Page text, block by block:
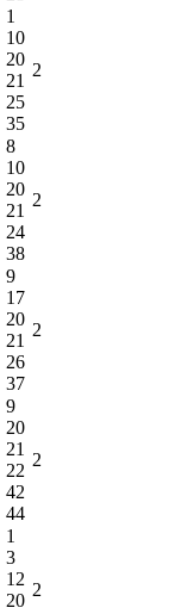
1
10
20
21
25
35
2
8
10
20
21
24
38
2
9
17
20
21
26
37
2
9
20
21
22
42
44
2
1
3
12
20
2